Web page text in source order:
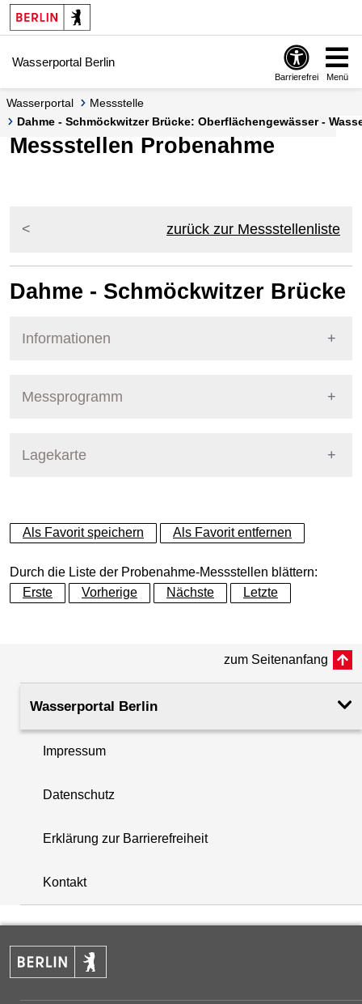
Springe zur Navigation
Springe zum Inhalt
Wasserportal Berlin
Barrierefrei Menü
Wasserportal
Messstelle
Dahme - Schmöckwitzer Brücke: Oberflächengewässer -
Messstellen Probenahme
zurück zur Messstellenliste
Dahme - Schmöckwitzer Brücke
Informationen
Nummer
Betreiber Land Berlin
Ausprägung Probenahme
408365.06
Hochwert (UTM 33 N)
Messprogramm
Stoffgruppe
Aniline
Anionen und Kationen
HCH - Hexachlorcyclohexan
Industriechemikalien
Lagekarte
+
−
+
−
Als Favorit speichern Als Favorit entfernen
Durch die Liste der Probenahme-Messstellen blättern:
Erste
Vorherige Nächste Letzte
zum Seitenanfang
Wasserportal Berlin
Impressum
Datenschutz
Erklärung zur Barrierefreiheit
Kontakt